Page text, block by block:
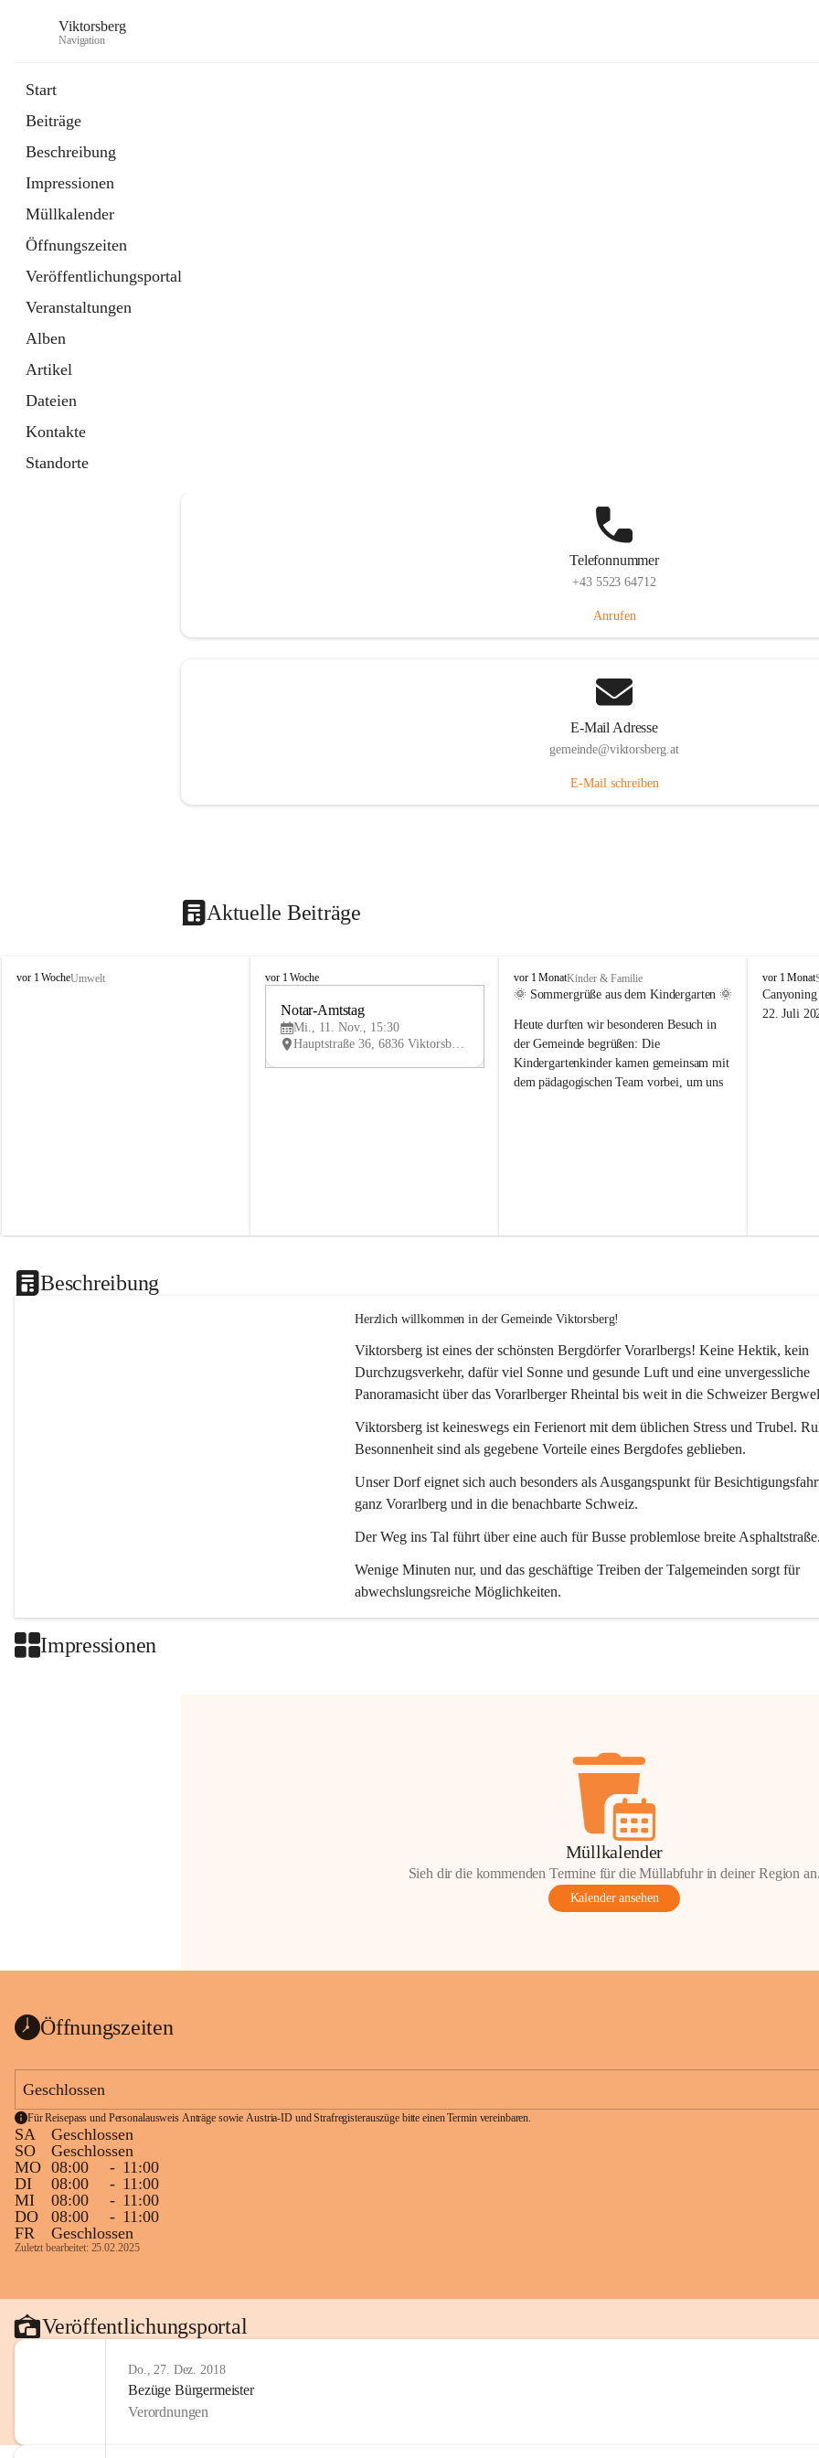
Viktorsberg
Navigation
Start
Beiträge
Beschreibung
Impressionen
Müllkalender
Öffnungszeiten
Veröffentlichungsportal
Veranstaltungen
Alben
Artikel
Dateien
Kontakte
Standorte
Telefonnummer
+43 5523 64712
Anrufen
E-Mail Adresse
gemeinde@viktorsberg.at
E-Mail schreiben
Aktuelle Beiträge
V
vor 1 WocheUmwelt
V
vor 1 Woche
V
Notar-Amtstag
Mi., 11. Nov., 15:30
Hauptstraße 36, 6836 Viktorsberg, AUT
V
i
t
o
r
s
vor 1 MonatKinder & Familie
🌞 Sommergrüße aus dem Kindergarten 🌞
Heute durften wir besonderen Besuch in
der Gemeinde begrüßen: Die
Kindergartenkinder kamen gemeinsam mit
dem pädagogischen Team vorbei, um uns
V
i
k
vor 1 Monat
22. Juli
Beschreibung
Herzlich willkommen in der Gemeinde Viktorsberg!
Viktorsberg ist eines der schönsten Bergdörfer Vorarlbergs! Keine Hektik, kein
Durchzugsverkehr, dafür viel Sonne und gesunde Luft und eine unvergessliche
Panoramasicht über das Vorarlberger Rheintal bis weit in die Schweizer
Viktorsberg ist keineswegs ein Ferienort mit dem üblichen Stress und Trubel.
Besonnenheit sind als gegebene Vorteile eines Bergdofes geblieben.
Unser Dorf eignet sich auch besonders als Ausgangspunkt für
ganz Vorarlberg und in die benachbarte Schweiz.
Der Weg ins Tal führt über eine auch für Busse problemlose breite
Wenige Minuten nur, und das geschäftige Treiben der Talgemeinden sorgt für
abwechslungsreiche Möglichkeiten.
Impressionen
Müllkalender
Sieh dir die kommenden Termine für die Müllabfuhr in deiner Region
Kalender ansehen
Öffnungszeiten
Geschlossen
Für Reisepass und Personalausweis Anträge sowie Austria-ID und Strafregisterauszüge bitte einen Termin vereinbaren.
SA
Geschlossen
SO
Geschlossen
MO 08:00 - 11:00
DI
08:00 - 11:00
MI
08:00 - 11:00
DO
08:00 - 11:00
FR
Geschlossen
Zuletzt bearbeitet: 25.02.2025
Veröffentlichungsportal
Do., 27. Dez. 2018
Bezüge Bürgermeister
Verordnungen